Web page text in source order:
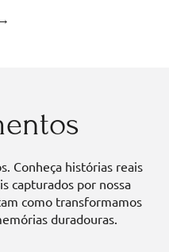
→
Conheça histórias reais
capturados por nossa
como transformamos
duradouras.